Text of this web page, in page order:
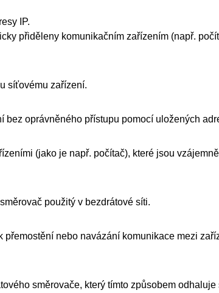
IP.
přiděleny komunikačním zařízením (např.
síťovému zařízení.
bez oprávněného přístupu pomocí uložených
(jako je např. počítač), které jsou
použitý v bezdrátové síti.
nebo navázání komunikace mezi
směrovače, který tímto způsobem